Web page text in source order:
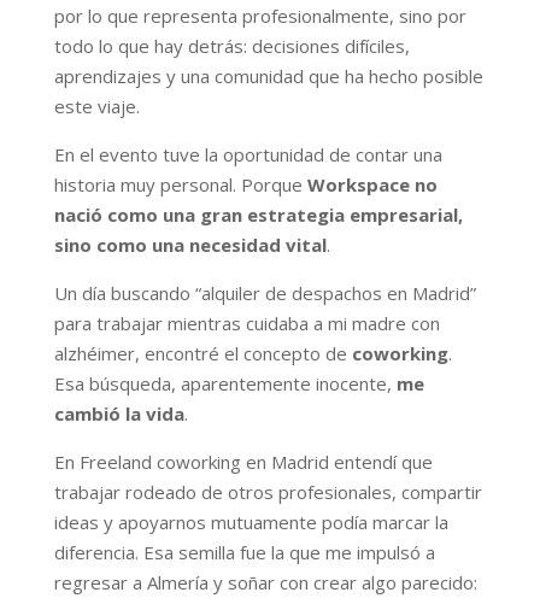
por lo que representa profesionalmente, sino por
todo lo que hay detrás: decisiones difíciles,
aprendizajes y una comunidad que ha hecho posible
este viaje.
En el evento tuve la oportunidad de contar una
historia muy personal. Porque Workspace no
nació como una gran estrategia empresarial,
sino como una necesidad vital.
Un día buscando “alquiler de despachos en Madrid”
para trabajar mientras cuidaba a mi madre con
alzhéimer, encontré el concepto de coworking.
Esa búsqueda, aparentemente inocente, me
cambió la vida.
En Freeland coworking en Madrid entendí que
trabajar rodeado de otros profesionales, compartir
ideas y apoyarnos mutuamente podía marcar la
diferencia. Esa semilla fue la que me impulsó a
regresar a Almería y soñar con crear algo parecido: